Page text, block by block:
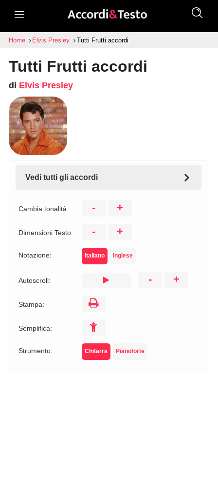
Home Elvis Presley Tutti Frutti accordi
Tutti Frutti accordi
di Elvis Presley
Vedi tutti gli accordi
Cambia tonalità: - +
Dimensioni Testo: - +
Notazione: Italiano Inglese
Autoscroll: - +
Stampa:
Semplifica:
Strumento: Chitarra Pianoforte